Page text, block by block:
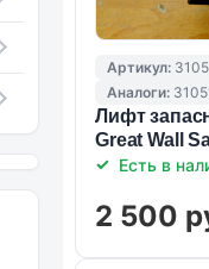
Артикул:
Аналоги:
Лифт
Great Wall
Есть в
2 500